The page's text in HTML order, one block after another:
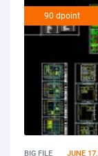
90 dpoint
BIG FILE JUNE